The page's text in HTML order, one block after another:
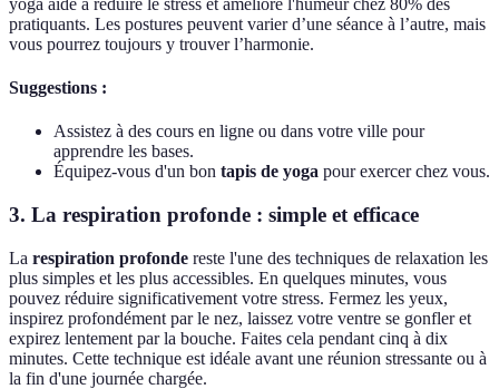
pratiquants. Les postures peuvent varier d’une séance à l’autre, mais
vous pourrez toujours y trouver l’harmonie.
Suggestions :
Assistez à des cours en ligne ou dans votre ville pour
apprendre les bases.
Équipez-vous d'un bon tapis de yoga pour exercer chez vous.
3. La respiration profonde : simple et efficace
La respiration profonde reste l'une des techniques de relaxation les
plus simples et les plus accessibles. En quelques minutes, vous
pouvez réduire significativement votre stress. Fermez les yeux,
inspirez profondément par le nez, laissez votre ventre se gonfler et
expirez lentement par la bouche. Faites cela pendant cinq à dix
minutes. Cette technique est idéale avant une réunion stressante ou à
la fin d'une journée chargée.